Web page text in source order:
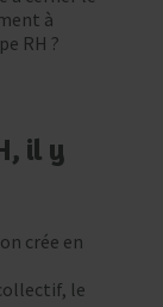
à
RH ?
il y
crée en
le